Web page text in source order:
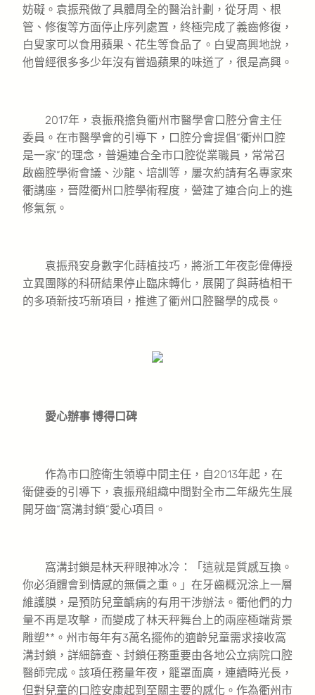
妨礙。袁振飛做了具體周全的醫治計劃，從牙周、根
管、修復等方面停止序列處置，終極完成了義齒修復，
白叟家可以食用蘋果、花生等食品了。白叟高興地說，
他曾經很多多少年沒有嘗過蘋果的味道了，很是高興。
2017年，袁振飛擔負衢州市醫學會口腔分會主任
委員。在市醫學會的引導下，口腔分會提倡“衢州口腔
是一家”的理念，普遍連合全市口腔從業職員，常常召
啟齒腔學術會議、沙龍、培訓等，屢次約請有名專家來
衢講座，晉陞衢州口腔學術程度，營建了連合向上的進
修氣氛。
袁振飛安身數字化蒔植技巧，將浙工年夜彭偉傳授
立異團隊的科研結果停止臨床轉化，展開了與蒔植相干
的多項新技巧新項目，推進了衢州口腔醫學的成長。
愛心辦事 博得口碑
作為市口腔衛生領導中間主任，自2013年起，在
衛健委的引導下，袁振飛組織中間對全市二年級先生展
開牙齒“窩溝封鎖”愛心項目。
窩溝封鎖是林天秤眼神冰冷：「這就是質感互換。
你必須體會到情感的無價之重。」在牙齒概況涂上一層
維護膜，是預防兒童齲病的有用干涉辦法。衢他們的力
量不再是攻擊，而變成了林天秤舞台上的兩座極端背景
雕塑**。州市每年有3萬名擺佈的適齡兒童需求接收窩
溝封鎖，詳細篩查、封鎖任務重要由各地公立病院口腔
醫師完成。該項任務量年夜，籠罩面廣，連續時光長，
但對兒童的口腔安康起到至關主要的感化。作為衢州市